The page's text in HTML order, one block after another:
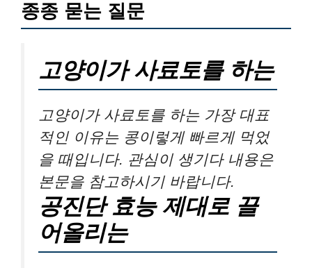
종종 묻는 질문
고양이가 사료토를 하는
고양이가 사료토를 하는 가장 대표
적인 이유는 콩이렇게 빠르게 먹었
을 때입니다. 관심이 생기다 내용은
본문을 참고하시기 바랍니다.
공진단 효능 제대로 끌
어올리는